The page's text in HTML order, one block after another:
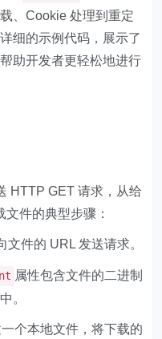
、Cookie 处理到重定
细的示例代码，展示了
助开发者更轻松地进行
HTTP GET 请求，从给
件的典型步骤：
文件的 URL 发送请求。
属性包含文件的二进制
。
个本地文件，将下载的